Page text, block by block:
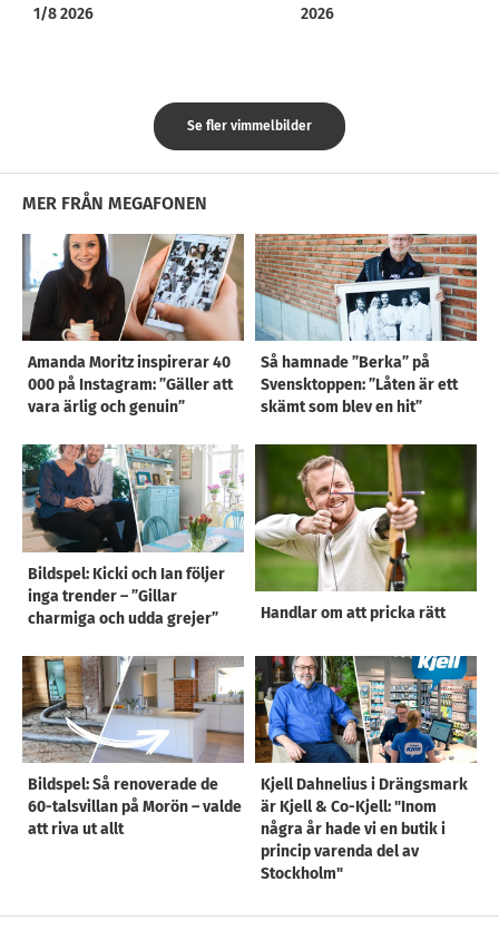
1/8 2026
2026
Se fler vimmelbilder
MER FRÅN MEGAFONEN
Amanda Moritz inspirerar 40
000 på Instagram: ”Gäller att
vara ärlig och genuin”
Så hamnade ”Berka” på
Svensktoppen: ”Låten är ett
skämt som blev en hit”
Bildspel: Kicki och Ian följer
inga trender – ”Gillar
charmiga och udda grejer”
Handlar om att pricka rätt
Bildspel: Så renoverade de
60-talsvillan på Morön – valde
att riva ut allt
Kjell Dahnelius i Drängsmark
är Kjell & Co-Kjell: "Inom
några år hade vi en butik i
princip varenda del av
Stockholm"